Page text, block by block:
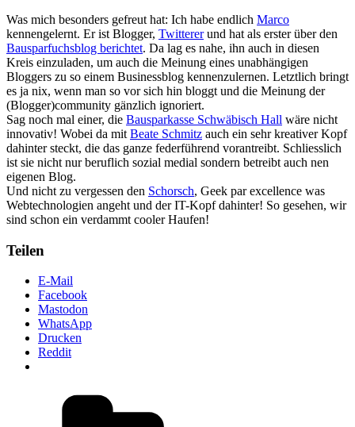
Was mich besonders gefreut hat: Ich habe endlich Marco
kennengelernt. Er ist Blogger, Twittererund hat als erster über den
Bausparfuchsblog berichtet. Da lag es nahe, ihn auch in diesen
Kreis einzuladen, um auch die Meinung eines unabhängigen
Bloggers zu so einem Businessblog kennenzulernen. Letztlich bringt
es ja nix, wenn man so vor sich hin bloggt und die Meinung der
(Blogger)community gänzlich ignoriert.
Sag noch mal einer, die Bausparkasse Schwäbisch Hall wäre nicht
innovativ! Wobei da mit Beate Schmitz auch ein sehr kreativer Kopf
dahinter steckt, die das ganze federführend vorantreibt. Schliesslich
ist sie nicht nur beruflich sozial medial sondern betreibt auch nen
eigenen Blog.
Und nicht zu vergessen den Schorsch, Geek par excellence was
Webtechnologien angeht und der IT-Kopf dahinter! So gesehen, wir
sind schon ein verdammt cooler Haufen!
Teilen
E-Mail
Facebook
Mastodon
WhatsApp
Drucken
Reddit